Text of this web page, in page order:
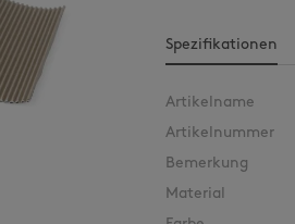
Spezifikationen
Artikelname
Artikelnummer
Bemerkung
Material